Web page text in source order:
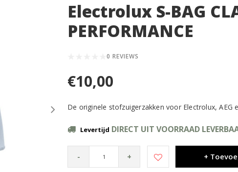
Electrolux S-BAG
PERFORMANCE
0 REVIEWS
€10,00
De originele stofzuigerzakken voor Electrolux, AEG
Levertijd DIRECT UIT VOORRAAD
- + +